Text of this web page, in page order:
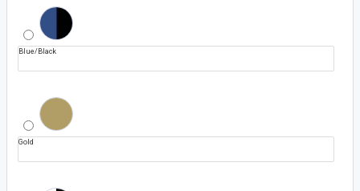
Blue/Black
Gold